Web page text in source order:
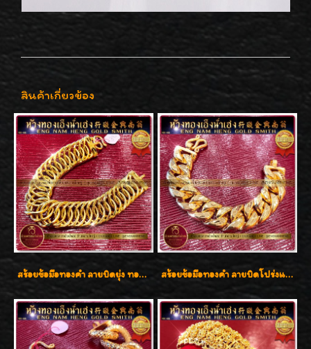
สินค้าเกี่ยวข้อง
สร้อยข้อมือทองคำ ลายบิดยุ่ง ทองคำ 96.5% น้ำหนัก 3 บาท สวยน่าสะสมค่ะ สร้อยข้อมือทองคำ ลายบิดโปร่งแกะลาย ทองคำ 96.5% น้ำหนัก 5 บาท สวยค่ะ